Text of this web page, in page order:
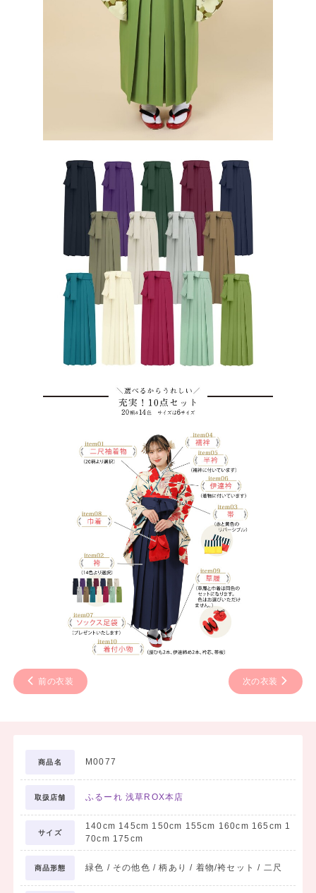
前の衣装 次の衣装
商品名 M0077
取扱店舗 ふるーれ 浅草ROX本店
サイズ
140cm 145cm 150cm 155cm 160cm 165cm 1
70cm 175cm
商品形態 緑色 / その他色 / 柄あり / 着物/袴セット / 二尺